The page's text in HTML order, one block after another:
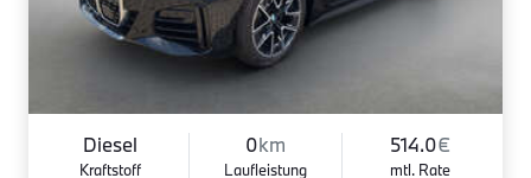
Diesel
Kraftstoff
0km
Laufleistung
514.0€
mtl. Rate